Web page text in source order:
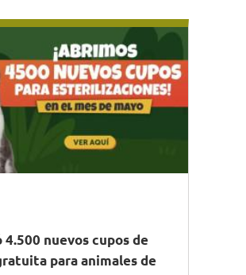
nuevos cupos de
para animales de